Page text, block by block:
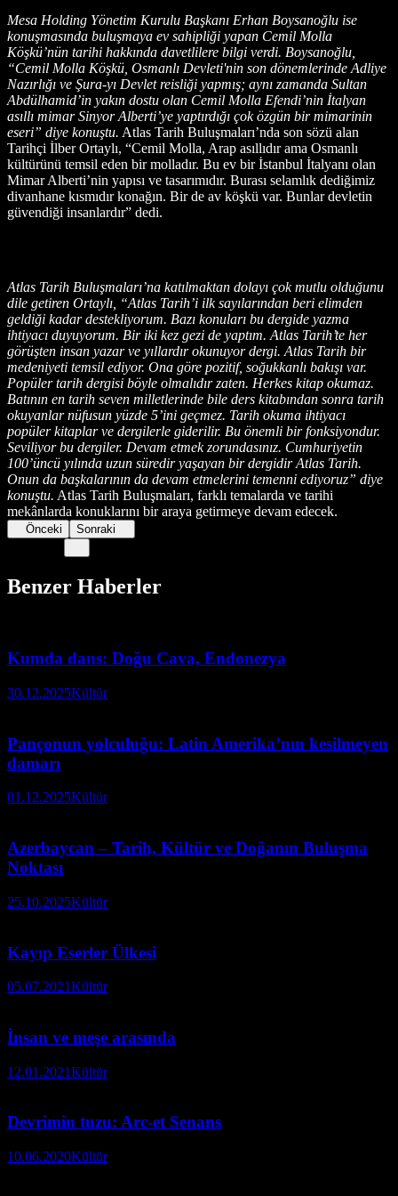
Mesa Holding Yönetim Kurulu Başkanı Erhan Boysanoğlu ise
konuşmasında buluşmaya ev sahipliği yapan Cemil Molla
Köşkü’nün tarihi hakkında davetlilere bilgi verdi. Boysanoğlu,
“Cemil Molla Köşkü, Osmanlı Devleti'nin son dönemlerinde Adliye
Nazırlığı ve Şura-yı Devlet reisliği yapmış; aynı zamanda Sultan
Abdülhamid’in yakın dostu olan Cemil Molla Efendi’nin İtalyan
asıllı mimar Sinyor Alberti’ye yaptırdığı çok özgün bir mimarinin
eseri” diye konuştu. Atlas Tarih Buluşmaları’nda son sözü alan
Tarihçi İlber Ortaylı, “Cemil Molla, Arap asıllıdır ama Osmanlı
kültürünü temsil eden bir molladır. Bu ev bir İstanbul İtalyanı olan
Mimar Alberti’nin yapısı ve tasarımıdır. Burası selamlık dediğimiz
divanhane kısmıdır konağın. Bir de av köşkü var. Bunlar devletin
güvendiği insanlardır” dedi.
Atlas Tarih Buluşmaları’na katılmaktan dolayı çok mutlu olduğunu
dile getiren Ortaylı, “Atlas Tarih’i ilk sayılarından beri elimden
geldiği kadar destekliyorum. Bazı konuları bu dergide yazma
ihtiyacı duyuyorum. Bir iki kez gezi de yaptım. Atlas Tarih’te her
görüşten insan yazar ve yıllardır okunuyor dergi. Atlas Tarih bir
medeniyeti temsil ediyor. Ona göre pozitif, soğukkanlı bakışı var.
Popüler tarih dergisi böyle olmalıdır zaten. Herkes kitap okumaz.
Batının en tarih seven milletlerinde bile ders kitabından sonra tarih
okuyanlar nüfusun yüzde 5’ini geçmez. Tarih okuma ihtiyacı
popüler kitaplar ve dergilerle giderilir. Bu önemli bir fonksiyondur.
Seviliyor bu dergiler. Devam etmek zorundasınız. Cumhuriyetin
100’üncü yılında uzun süredir yaşayan bir dergidir Atlas Tarih.
Onun da başkalarının da devam etmelerini temenni ediyoruz” diye
konuştu. Atlas Tarih Buluşmaları, farklı temalarda ve tarihi
mekânlarda konuklarını bir araya getirmeye devam edecek.
Önceki Sonraki
Benzer Haberler
Kumda dans: Doğu Cava, Endonezya
30.12.2025Kültür
Pançonun yolculuğu: Latin Amerika’nın kesilmeyen
damarı
01.12.2025Kültür
Azerbaycan – Tarih, Kültür ve Doğanın Buluşma
Noktası
25.10.2025Kültür
Kayıp Eserler Ülkesi
05.07.2021Kültür
İnsan ve meşe arasında
12.01.2021Kültür
Devrimin tuzu: Arc-et Senans
10.06.2020Kültür